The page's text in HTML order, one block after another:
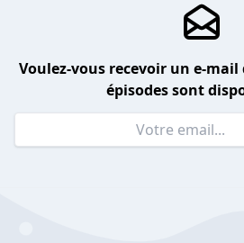
Voulez-vous recevoir un e-
épisodes sont